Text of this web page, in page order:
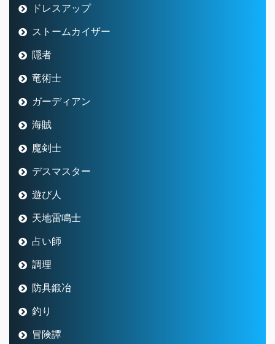
ドレスアップ
ストームカイザー
隠者
竜術士
ガーディアン
海賊
魔剣士
デスマスター
遊び人
天地雷鳴士
占い師
調理
防具鍛冶
釣り
冒険譚